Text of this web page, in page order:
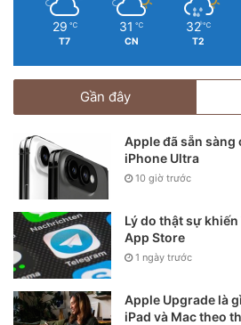
29 ℃
T7
31 ℃
CN
32 ℃
T2
Gần đây
Apple đã sẵn sàng
iPhone Ultra
10 giờ trước
Lý do thật sự
App Store
1 ngày trước
Apple Upgrade là
iPad và Mac theo